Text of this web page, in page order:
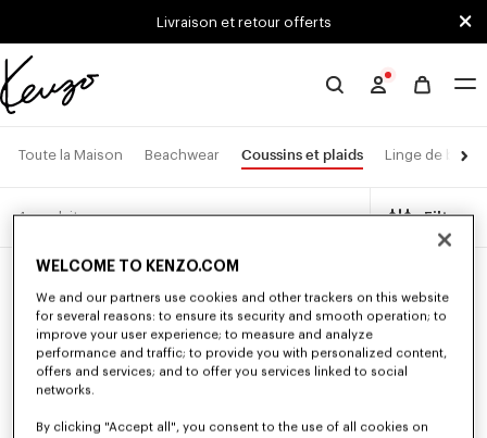
Skip to main content
Skip to footer contentLivraison et retour offerts
Site
KENZO
Toute la Maison Beachwear Coussins et plaids Linge de bain
4 produits Filtres
WELCOME TO KENZO.COM
We and our partners use cookies and other trackers on this website
for several reasons: to ensure its security and smooth operation; to
improve your user experience; to measure and analyze
performance and traffic; to provide you with personalized content,
offers and services; and to offer you services linked to social
networks.
By clicking "Accept all", you consent to the use of all cookies on